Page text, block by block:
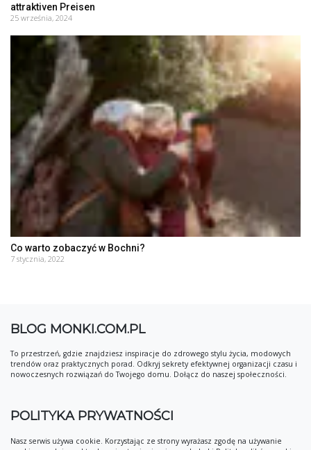
attraktiven Preisen
25 września, 2024
Co warto zobaczyć w Bochni?
7 stycznia, 2022
BLOG MONKI.COM.PL
To przestrzeń, gdzie znajdziesz inspiracje do zdrowego stylu życia, modowych
trendów oraz praktycznych porad. Odkryj sekrety efektywnej organizacji czasu i
nowoczesnych rozwiązań do Twojego domu. Dołącz do naszej społeczności.
POLITYKA PRYWATNOŚCI
Nasz serwis używa cookie. Korzystając ze strony wyrażasz zgodę na używanie